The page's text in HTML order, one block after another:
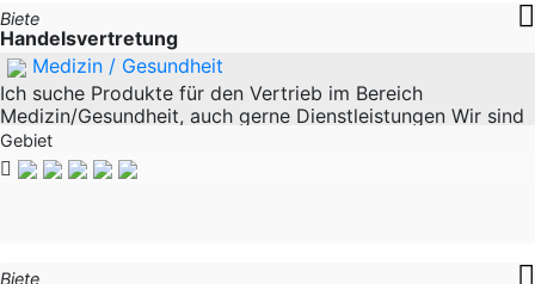
Biete
Handelsvertretung
Medizin / Gesundheit
Ich suche Produkte für den Vertrieb im Bereich
Medizin/Gesundheit, auch gerne Dienstleistungen Wir sind
spezialisiert auf Einführungen in Krankenkassen,sowie
deren Vertrieb in den oben genannten
Gebiet
Biete